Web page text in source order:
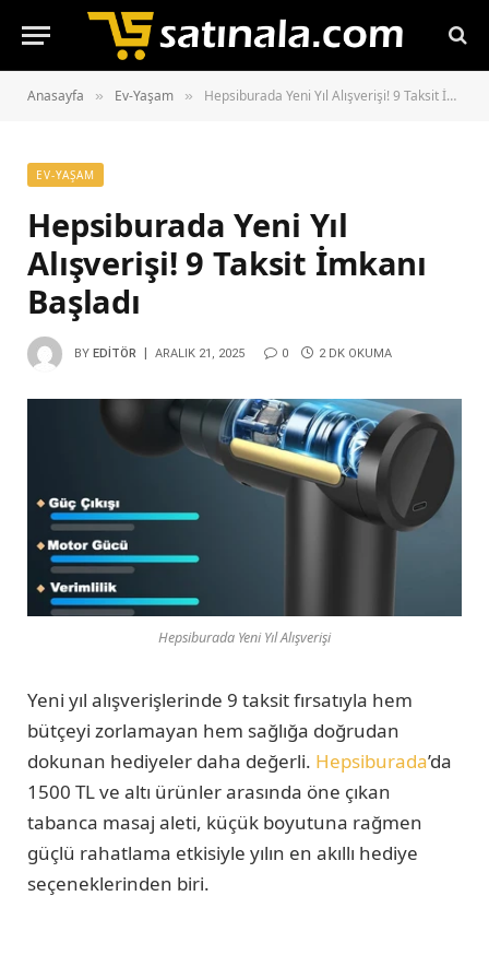
Anasayfa » Ev-Yaşam » Hepsiburada Yeni Yıl Alışverişi! 9 Taksit İmkanı Başladı
EV-YAŞAM
Hepsiburada Yeni Yıl
Alışverişi! 9 Taksit İmkanı
Başladı
BY EDITÖR ARALIK 21, 2025 0 2 DK OKUMA
Hepsiburada Yeni Yıl Alışverişi
Yeni yıl alışverişlerinde 9 taksit fırsatıyla hem
bütçeyi zorlamayan hem sağlığa doğrudan
dokunan hediyeler daha değerli. Hepsiburada’da
1500 TL ve altı ürünler arasında öne çıkan
tabanca masaj aleti, küçük boyutuna rağmen
güçlü rahatlama etkisiyle yılın en akıllı hediye
seçeneklerinden biri.